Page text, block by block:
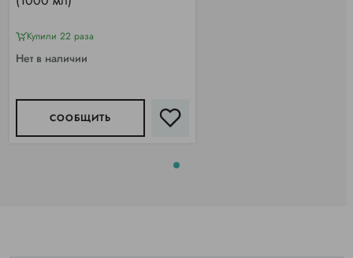
Купили 22 раза
Нет в наличии
СООБЩИТЬ